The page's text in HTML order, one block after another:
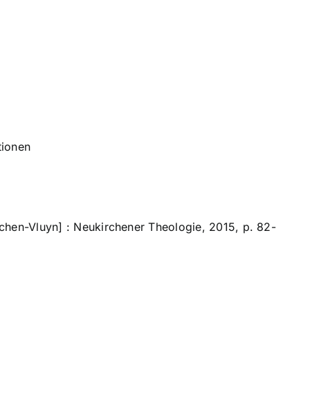
Vluyn] : Neukirchener Theologie, 2015, p. 82-